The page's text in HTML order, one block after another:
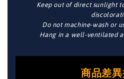
Keep out of direct sunlight
Do not machine-wash or
Hang in a well-ventilated
商品差